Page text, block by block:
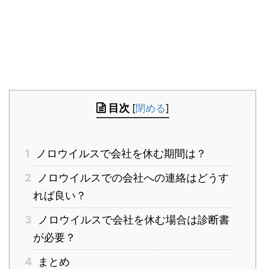
目次 [閉める]
1
ノロウイルスで会社を休む期間は？
2
ノロウイルスでの会社への連絡はどうす
れば良い？
3
ノロウイルスで会社を休む場合は診断書
が必要？
4
まとめ